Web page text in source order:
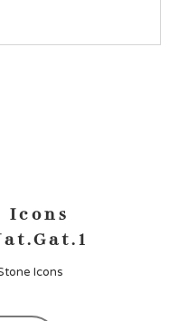
Icons
Icons